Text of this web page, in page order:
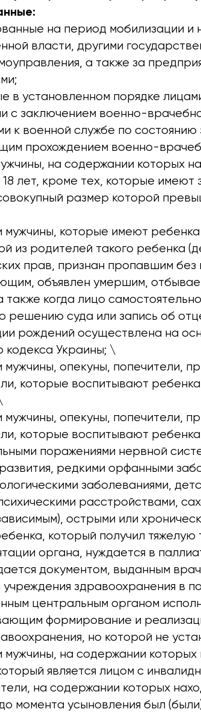
на период мобилизации и
власти, другими
а также за
в установленном порядке
с заключением военно-
к военной службе по
прохождением военно-
на содержании которых
лет, кроме тех, которые имеют
размер которой
которые имеют ребенка
из родителей такого ребенка
прав, признан пропавшим без
объявлен умершим,
также когда лицо
решению суда или запись об
рождений осуществлена на
кодекса Украины; \
опекуны, попечители,
которые воспитывают
опекуны, попечители,
которые воспитывают
поражениями нервной
редкими орфанными
заболеваниями,
расстройствами,
острыми или
который получил тяжелую
органа, нуждается в
документом, выданным
учреждения здравоохранения в
центральным органом
формирование и
но которой не
на содержании
является лицом с
на содержании которых
момента усыновления был